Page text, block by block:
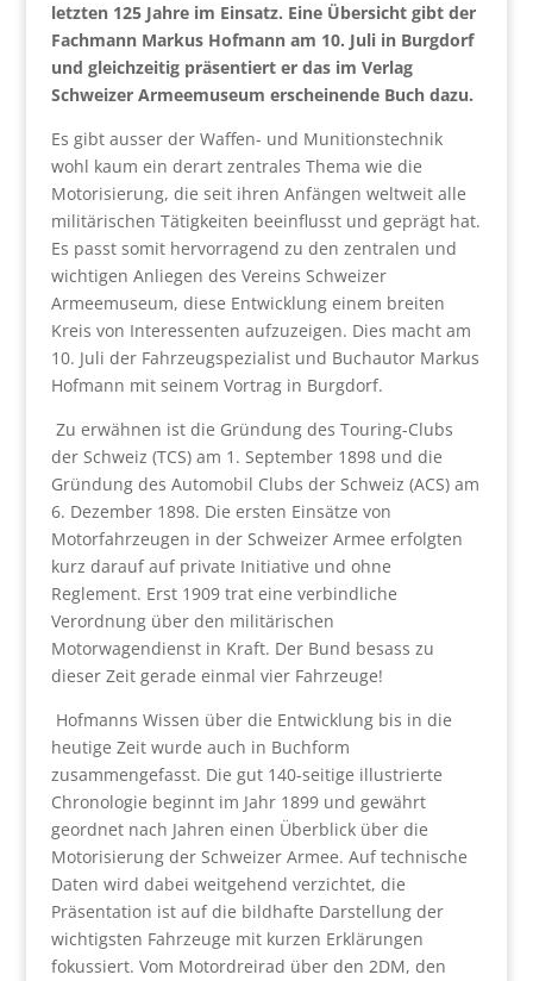
letzten 125 Jahre im Einsatz. Eine Übersicht gibt der
Fachmann Markus Hofmann am 10. Juli in Burgdorf
und gleichzeitig präsentiert er das im Verlag
Schweizer Armeemuseum erscheinende Buch dazu.
Es gibt ausser der Waffen- und Munitionstechnik
wohl kaum ein derart zentrales Thema wie die
Motorisierung, die seit ihren Anfängen weltweit alle
militärischen Tätigkeiten beeinflusst und geprägt hat.
Es passt somit hervorragend zu den zentralen und
wichtigen Anliegen des Vereins Schweizer
Armeemuseum, diese Entwicklung einem breiten
Kreis von Interessenten aufzuzeigen. Dies macht am
10. Juli der Fahrzeugspezialist und Buchautor Markus
Hofmann mit seinem Vortrag in Burgdorf.
Zu erwähnen ist die Gründung des Touring-Clubs
der Schweiz (TCS) am 1. September 1898 und die
Gründung des Automobil Clubs der Schweiz (ACS) am
6. Dezember 1898. Die ersten Einsätze von
Motorfahrzeugen in der Schweizer Armee erfolgten
kurz darauf auf private Initiative und ohne
Reglement. Erst 1909 trat eine verbindliche
Verordnung über den militärischen
Motorwagendienst in Kraft. Der Bund besass zu
dieser Zeit gerade einmal vier Fahrzeuge!
Hofmanns Wissen über die Entwicklung bis in die
heutige Zeit wurde auch in Buchform
zusammengefasst. Die gut 140-seitige illustrierte
Chronologie beginnt im Jahr 1899 und gewährt
geordnet nach Jahren einen Überblick über die
Motorisierung der Schweizer Armee. Auf technische
Daten wird dabei weitgehend verzichtet, die
Präsentation ist auf die bildhafte Darstellung der
wichtigsten Fahrzeuge mit kurzen Erklärungen
fokussiert. Vom Motordreirad über den 2DM, den